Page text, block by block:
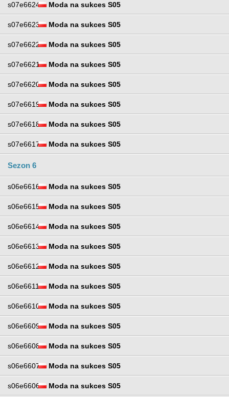
s07e6624 Moda na sukces S05
s07e6623 Moda na sukces S05
s07e6622 Moda na sukces S05
s07e6621 Moda na sukces S05
s07e6620 Moda na sukces S05
s07e6619 Moda na sukces S05
s07e6618 Moda na sukces S05
s07e6617 Moda na sukces S05
Sezon 6
s06e6616 Moda na sukces S05
s06e6615 Moda na sukces S05
s06e6614 Moda na sukces S05
s06e6613 Moda na sukces S05
s06e6612 Moda na sukces S05
s06e6611 Moda na sukces S05
s06e6610 Moda na sukces S05
s06e6609 Moda na sukces S05
s06e6608 Moda na sukces S05
s06e6607 Moda na sukces S05
s06e6606 Moda na sukces S05